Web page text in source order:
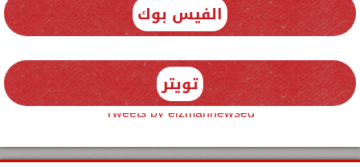
الفيس بوك
تويتر
Tweets by elzmannewseg